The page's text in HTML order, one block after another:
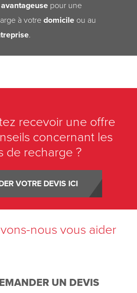
pour une
à votredomicile ou au
.
recevoir une offre
concernant les
de recharge ?
VOTRE DEVIS ICI
nous vous aider
UN DEVIS